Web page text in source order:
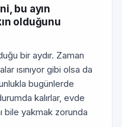
bu ayın
olduğunu
bir aydır. Zaman
ısınıyor gibi olsa da
bugünlerde
kalırlar, evde
bile yakmak zorunda